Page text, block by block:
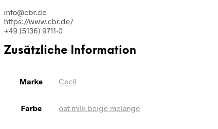
info@cbr.de
https://www.cbr.de/
+49 (5136) 9711-0
Zusätzliche Information
Marke Cecil
Farbe oat milk beige melange